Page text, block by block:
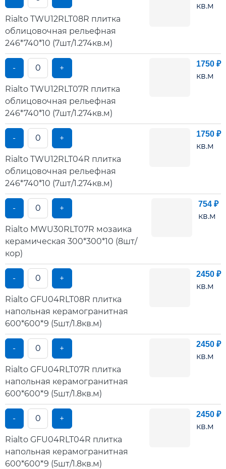
Rialto TWU12RLT08R плитка
облицовочная рельефная
246*740*10 (7шт/1.274кв.м)
кв.м
- +
Rialto TWU12RLT07R плитка
облицовочная рельефная
246*740*10 (7шт/1.274кв.м)
1750 ₽
кв.м
- +
Rialto TWU12RLT04R плитка
облицовочная рельефная
246*740*10 (7шт/1.274кв.м)
1750 ₽
кв.м
- +
Rialto MWU30RLT07R мозаика
керамическая 300*300*10 (8шт/
кор)
754 ₽
кв.м
- +
Rialto GFU04RLT08R плитка
напольная керамогранитная
600*600*9 (5шт/1.8кв.м)
2450 ₽
кв.м
- +
Rialto GFU04RLT07R плитка
напольная керамогранитная
600*600*9 (5шт/1.8кв.м)
2450 ₽
кв.м
- +
Rialto GFU04RLT04R плитка
напольная керамогранитная
600*600*9 (5шт/1.8кв.м)
2450 ₽
кв.м